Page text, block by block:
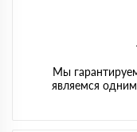
Мы
являемся